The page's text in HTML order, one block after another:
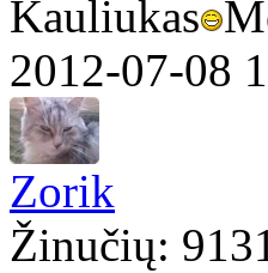
Kauliukas
2012-07-08
Zorik
Žinučių: